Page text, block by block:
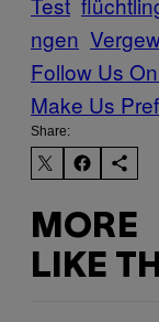
ngen
Follow Us
Make Us
Share:
MORE
LIKE